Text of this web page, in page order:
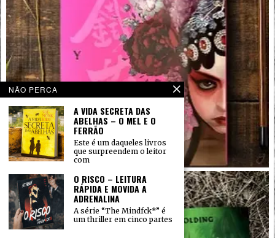
NÃO PERCA
A VIDA SECRETA DAS
ABELHAS – O MEL E O
FERRÃO
Este é um daqueles livros
que surpreendem o leitor
com
O RISCO – LEITURA
RÁPIDA E MOVIDA A
ADRENALINA
A série “The Mindfck*” é
um thriller em cinco partes